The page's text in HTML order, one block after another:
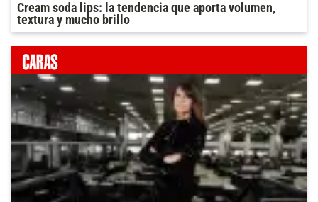
Cream soda lips: la tendencia que aporta volumen,
textura y mucho brillo